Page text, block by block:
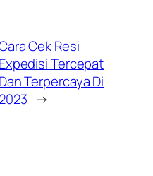
Cek Resi
Expedisi Tercepat
Dan Terpercaya Di
2023 →